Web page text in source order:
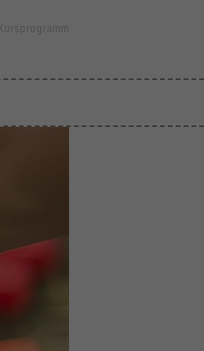
Kursprogramm